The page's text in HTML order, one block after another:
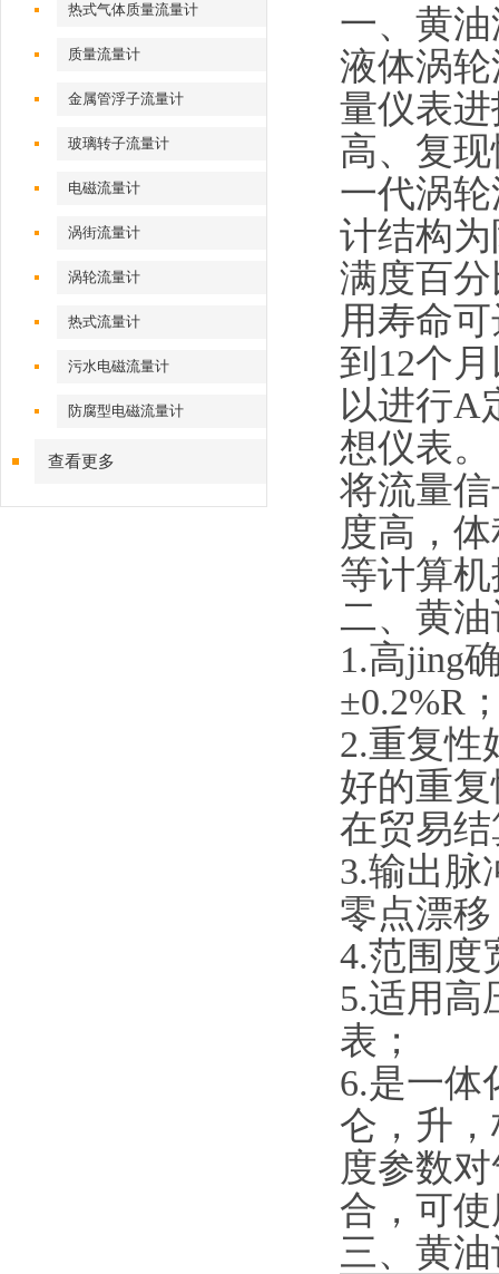
热式气体质量流量计
质量流量计
金属管浮子流量计
玻璃转子流量计
电磁流量计
涡街流量计
涡轮流量计
热式流量计
污水电磁流量计
防腐型电磁流量计
查看更多
一、黄
液体涡
量仪表
高、复
一代涡
计结构
满度百
用寿命
到12个
以进行A
想仪表
将流量
度高，
等计算
二、黄
1.高jing
±0.2%R
2.重复性
好的重
在贸易
3.输出脉
零点漂
4.范围度
5.适用高
表；
6.是一体
仑，升
度参数
合，可
三、黄